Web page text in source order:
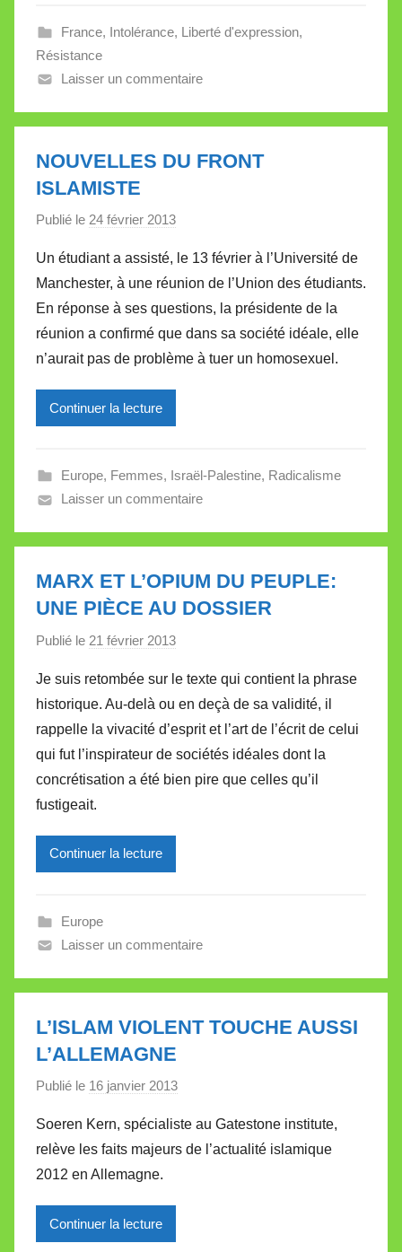
l
e
France, Intolérance, Liberté d'expression,
Résistance
Laisser un commentaire
NOUVELLES DU FRONT
ISLAMISTE
Publié le 24 février 2013
r
M
i
r
e
V
a
l
t
Un étudiant a assisté, le 13 février à l’Université de
Manchester, à une réunion de l’Union des étudiants.
En réponse à ses questions, la présidente de la
réunion a confirmé que dans sa société idéale, elle
n’aurait pas de problème à tuer un homosexuel.
Continuer la lecture
Europe, Femmes, Israël-Palestine, Radicalisme
Laisser un commentaire
MARX ET L’OPIUM DU PEUPLE:
UNE PIÈCE AU DOSSIER
Publié le 21 février 2013
r
M
i
r
e
l
e
t
Je suis retombée sur le texte qui contient la phrase
historique. Au-delà ou en deçà de sa validité, il
rappelle la vivacité d’esprit et l’art de l’écrit de celui
qui fut l’inspirateur de sociétés idéales dont la
concrétisation a été bien pire que celles qu’il
fustigeait.
Continuer la lecture
Europe
Laisser un commentaire
L’ISLAM VIOLENT TOUCHE AUSSI
L’ALLEMAGNE
Publié le 16 janvier 2013
r
M
Soeren Kern, spécialiste au Gatestone institute,
relève les faits majeurs de l’actualité islamique
2012 en Allemagne.
Continuer la lecture